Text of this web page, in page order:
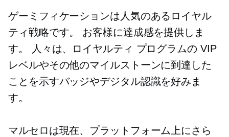
ゲーミフィケーションは人気のあるロイヤル
ティ戦略です。 お客様に達成感を提供しま
す。 人々は、ロイヤルティ プログラムの VIP
レベルやその他のマイルストーンに到達した
ことを示すバッジやデジタル認識を好みま
す。
マルセロは現在、プラットフォーム上にさら